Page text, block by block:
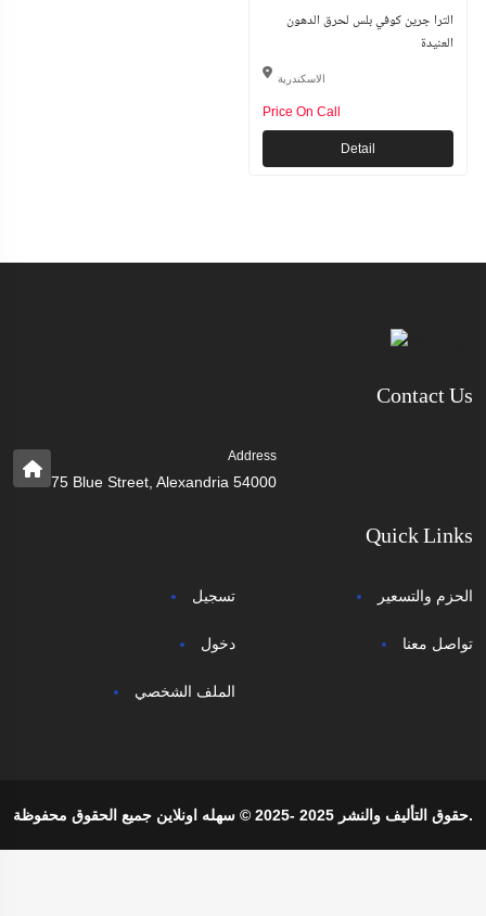
الترا جرين كوفي بلس لحرق الدهون
العنيدة
الاسكندرية
Price On Call
Detail
Contact Us
Address
75 Blue Street, Alexandria 54000
Quick Links
تسجيل
دخول
الملف الشخصي
الحزم والتسعير
تواصل معنا
حقوق التأليف والنشر 2025 -2025 © سهله اونلاين جميع الحقوق محفوظة.